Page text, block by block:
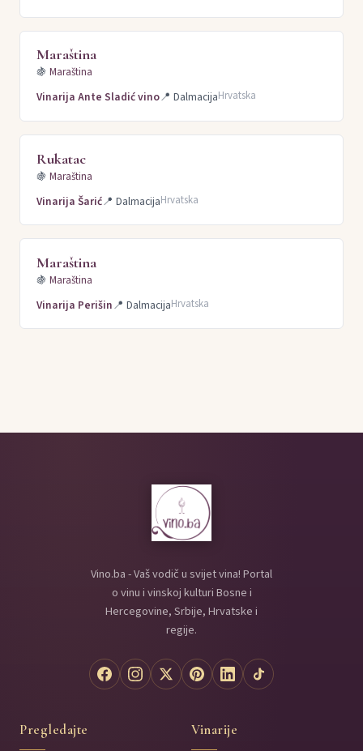
Maraština
🍇 Maraština
Vinarija Ante Sladić vino📍 DalmacijaHrvatska
Rukatac
🍇 Maraština
Vinarija Šarić📍 DalmacijaHrvatska
Maraština
🍇 Maraština
Vinarija Perišin📍 DalmacijaHrvatska
Vino.ba - Vaš vodič u svijet vina! Portal
o vinu i vinskoj kulturi Bosne i
Hercegovine, Srbije, Hrvatske i
regije.
Pregledajte Vinarije